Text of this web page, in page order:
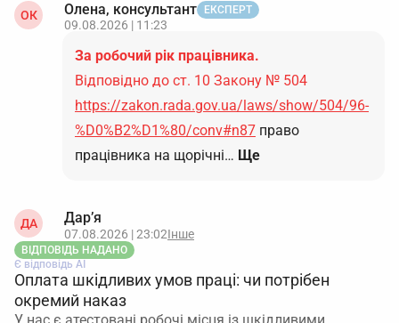
ОК Олена, консультант ЕКСПЕРТ
09.08.2026 | 11:23
За робочий рік працівника.
Відповідно до ст. 10 Закону № 504
https://zakon.rada.gov.ua/laws/show/504/96-
%D0%B2%D1%80/conv#n87 право
працівника на щорічні… Ще
ДА Дар’я
07.08.2026 | 23:02Інше
ВІДПОВІДЬ НАДАНО
Є відповідь АІ
Оплата шкідливих умов праці: чи потрібен
окремий наказ